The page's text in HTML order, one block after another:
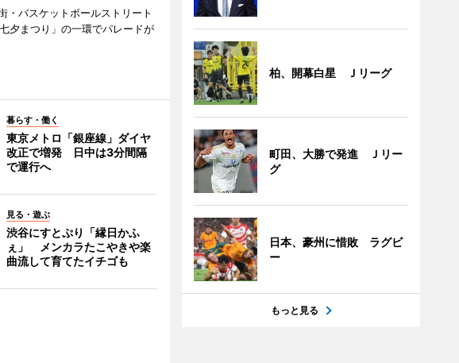
・バスケットボールストリート
夕まつり」の一環でパレードが
暮らす・働く
東京メトロ「銀座線」ダイヤ
改正で増発 日中は3分間隔
で運行へ
見る・遊ぶ
渋谷にすとぷり「縁日かふ
ぇ」 メンカラたこやきや楽
曲流して育てたイチゴも
柏、開幕白星 Ｊリーグ
町田、大勝で発進 Ｊリー
グ
日本、豪州に惜敗 ラグビ
ー
もっと見る